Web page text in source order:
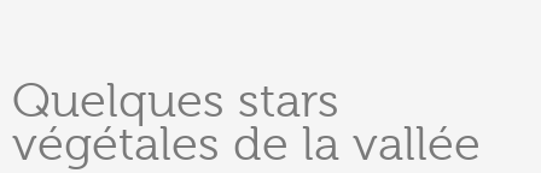
Quelques stars
végétales de la vallée